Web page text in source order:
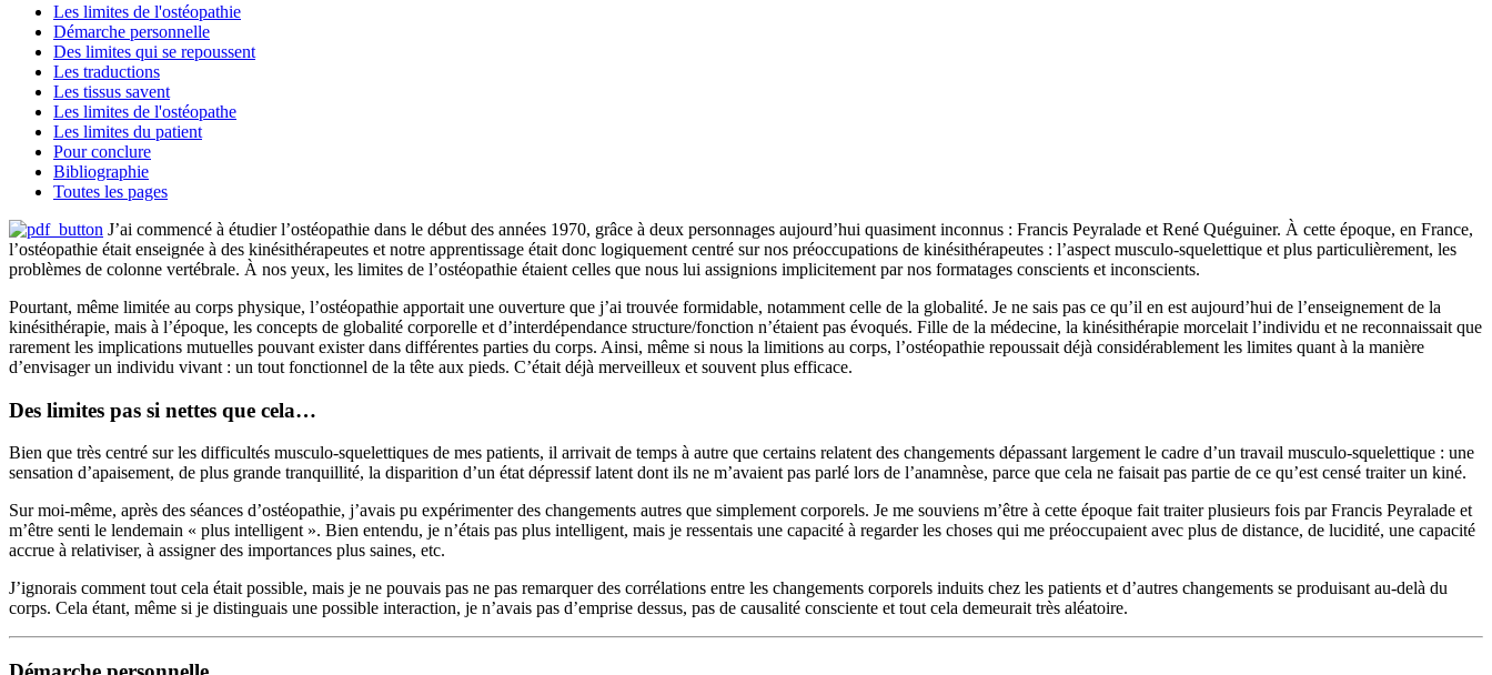
Les limites de l'ostéopathie
Démarche personnelle
Des limites qui se repoussent
Les traductions
Les tissus savent
Les limites de l'ostéopathe
Les limites du patient
Pour conclure
Bibliographie
Toutes les pages
J’ai commencé à étudier l’ostéopathie dans le début des années 1970, grâce à deux personnages aujourd’hui quasiment inconnus : Francis Peyralade et René Quéguiner. À cette époque, en France,
l’ostéopathie était enseignée à des kinésithérapeutes et notre apprentissage était donc logiquement centré sur nos préoccupations de kinésithérapeutes : l’aspect musculo-squelettique et plus particulièrement, les
problèmes de colonne vertébrale. À nos yeux, les limites de l’ostéopathie étaient celles que nous lui assignions implicitement par nos formatages conscients et inconscients.
Pourtant, même limitée au corps physique, l’ostéopathie apportait une ouverture que j’ai trouvée formidable, notamment celle de la globalité. Je ne sais pas ce qu’il en est aujourd’hui de l’enseignement de la
kinésithérapie, mais à l’époque, les concepts de globalité corporelle et d’interdépendance structure/fonction n’étaient pas évoqués. Fille de la médecine, la kinésithérapie morcelait l’individu et ne reconnaissait que
rarement les implications mutuelles pouvant exister dans différentes parties du corps. Ainsi, même si nous la limitions au corps, l’ostéopathie repoussait déjà considérablement les limites quant à la manière
d’envisager un individu vivant : un tout fonctionnel de la tête aux pieds. C’était déjà merveilleux et souvent plus efficace.
Des limites pas si nettes que cela…
Bien que très centré sur les difficultés musculo-squelettiques de mes patients, il arrivait de temps à autre que certains relatent des changements dépassant largement le cadre d’un travail musculo-squelettique : une
sensation d’apaisement, de plus grande tranquillité, la disparition d’un état dépressif latent dont ils ne m’avaient pas parlé lors de l’anamnèse, parce que cela ne faisait pas partie de ce qu’est censé traiter un kiné.
Sur moi-même, après des séances d’ostéopathie, j’avais pu expérimenter des changements autres que simplement corporels. Je me souviens m’être à cette époque fait traiter plusieurs fois par Francis Peyralade et
m’être senti le lendemain « plus intelligent ». Bien entendu, je n’étais pas plus intelligent, mais je ressentais une capacité à regarder les choses qui me préoccupaient avec plus de distance, de lucidité, une capacité
accrue à relativiser, à assigner des importances plus saines, etc.
J’ignorais comment tout cela était possible, mais je ne pouvais pas ne pas remarquer des corrélations entre les changements corporels induits chez les patients et d’autres changements se produisant au-delà du
corps. Cela étant, même si je distinguais une possible interaction, je n’avais pas d’emprise dessus, pas de causalité consciente et tout cela demeurait très aléatoire.